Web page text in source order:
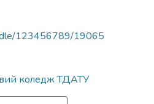
123456789/19065
коледж ТДАТУ